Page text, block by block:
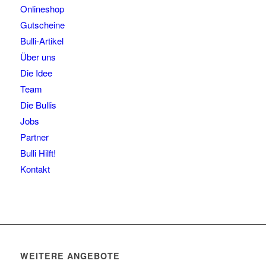
Onlineshop
Gutscheine
Bulli-Artikel
Über uns
Die Idee
Team
Die Bullis
Jobs
Partner
Bulli Hilft!
Kontakt
WEITERE ANGEBOTE